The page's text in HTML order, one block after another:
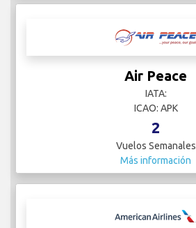
Air Peace
IATA:
ICAO: APK
2
Vuelos Semanales
Más información